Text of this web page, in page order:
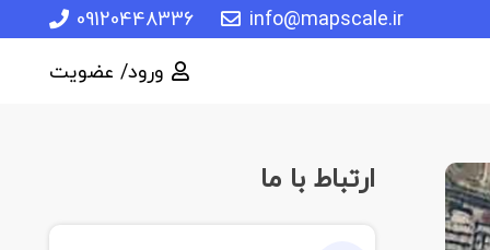
info@mapscale.ir
09120448336
ورود/ عضویت
ارتباط با ما